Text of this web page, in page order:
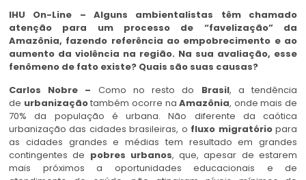
IHU On-Line – Alguns ambientalistas têm chamado
atenção para um processo de “favelização” da
Amazônia, fazendo referência ao empobrecimento e ao
aumento da violência na região. Na sua avaliação, esse
fenômeno de fato existe? Quais são suas causas?
Carlos Nobre – Como no resto do Brasil, a tendência
de urbanizaçãotambém ocorre naAmazônia, onde mais de
70% da população é urbana. Não diferente da caótica
urbanização das cidades brasileiras, o fluxo migratóriopara
as cidades grandes e médias tem resultado em grandes
contingentes de pobres urbanos, que, apesar de estarem
mais próximos a oportunidades educacionais e de